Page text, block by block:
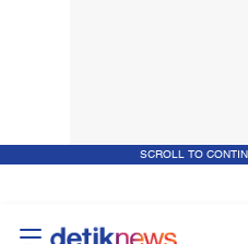
SCROLL TO